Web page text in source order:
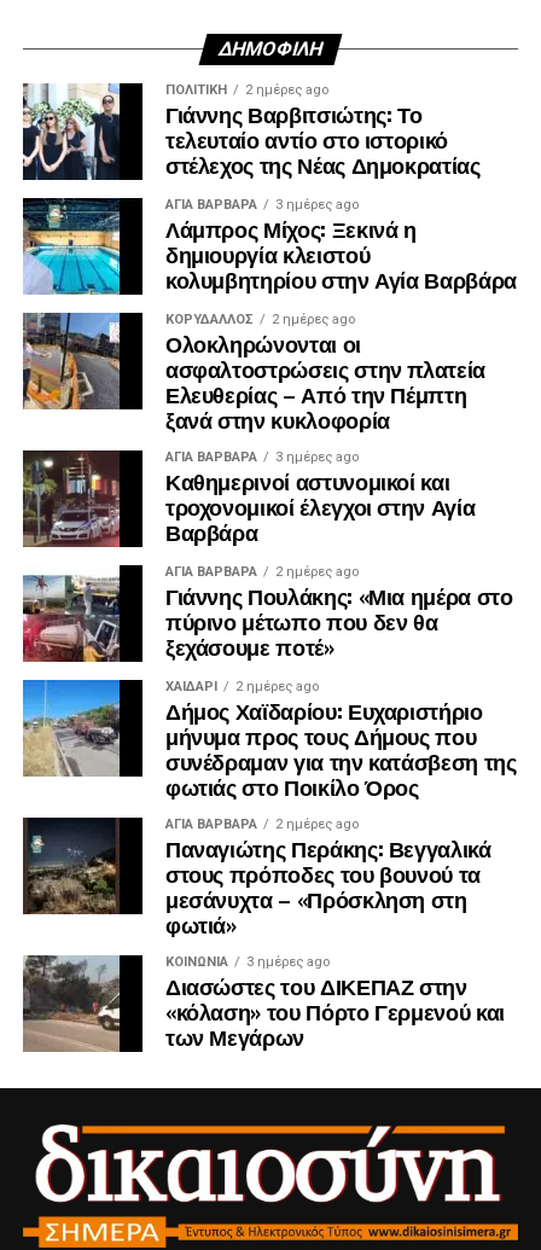
ΔΗΜΟΦΙΛΉ
ΠΟΛΙΤΙΚΉ 2 ημέρες ago
Γιάννης Βαρβιτσιώτης: Το
τελευταίο αντίο στο ιστορικό
στέλεχος της Νέας Δημοκρατίας
ΑΓΙΑ ΒΑΡΒΑΡΑ 3 ημέρες ago
Λάμπρος Μίχος: Ξεκινά η
δημιουργία κλειστού
κολυμβητηρίου στην Αγία Βαρβάρα
ΚΟΡΥΔΑΛΛΟΣ 2 ημέρες ago
Ολοκληρώνονται οι
ασφαλτοστρώσεις στην πλατεία
Ελευθερίας – Από την Πέμπτη
ξανά στην κυκλοφορία
ΑΓΙΑ ΒΑΡΒΑΡΑ 3 ημέρες ago
Καθημερινοί αστυνομικοί και
τροχονομικοί έλεγχοι στην Αγία
Βαρβάρα
ΑΓΙΑ ΒΑΡΒΑΡΑ 2 ημέρες ago
Γιάννης Πουλάκης: «Μια ημέρα στο
πύρινο μέτωπο που δεν θα
ξεχάσουμε ποτέ»
ΧΑΪΔΑΡΙ 2 ημέρες ago
Δήμος Χαϊδαρίου: Ευχαριστήριο
μήνυμα προς τους Δήμους που
συνέδραμαν για την κατάσβεση της
φωτιάς στο Ποικίλο Όρος
ΑΓΙΑ ΒΑΡΒΑΡΑ 2 ημέρες ago
Παναγιώτης Περάκης: Βεγγαλικά
στους πρόποδες του βουνού τα
μεσάνυχτα – «Πρόσκληση στη
φωτιά»
ΚΟΙΝΩΝΊΑ 3 ημέρες ago
Διασώστες του ΔΙΚΕΠΑΖ στην
«κόλαση» του Πόρτο Γερμενού και
των Μεγάρων